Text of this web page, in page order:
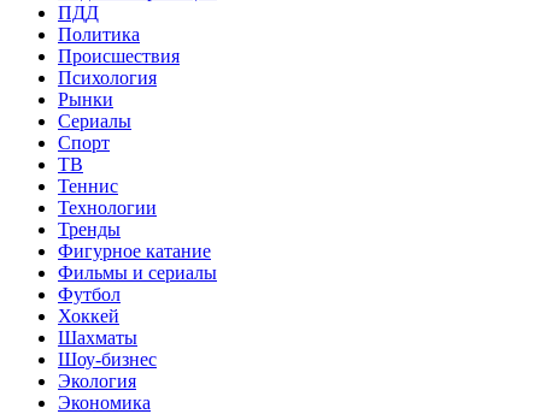
ПДД
Политика
Происшествия
Психология
Рынки
Сериалы
Спорт
ТВ
Теннис
Технологии
Тренды
Фигурное катание
Фильмы и сериалы
Футбол
Хоккей
Шахматы
Шоу-бизнес
Экология
Экономика